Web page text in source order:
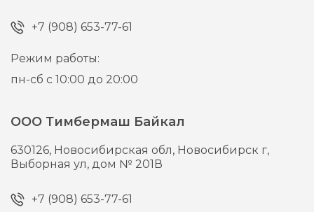
+7 (908) 653-77-61
Режим работы:
пн-сб с 10:00 до 20:00
ООО Тимбермаш Байкал
630126, Новосибирская обл, Новосибирск г,
Выборная ул, дом № 201В
+7 (908) 653-77-61